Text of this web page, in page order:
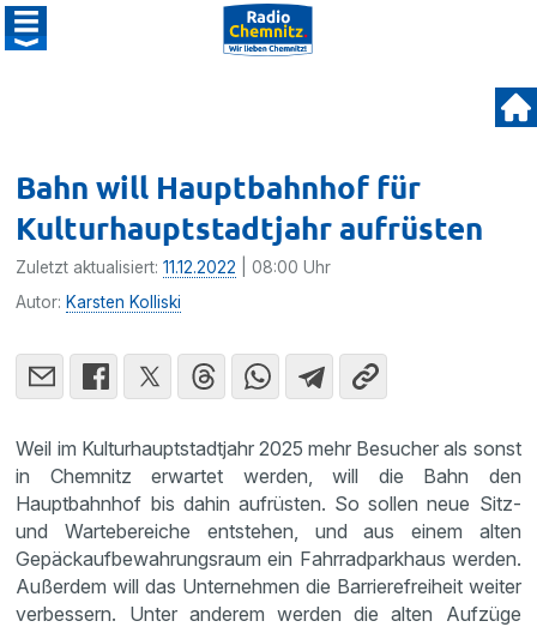
Bahn will Hauptbahnhof für
Kulturhauptstadtjahr aufrüsten
Zuletzt aktualisiert:11.12.2022 | 08:00 Uhr
Autor: Karsten Kolliski
Weil im Kulturhauptstadtjahr 2025 mehr Besucher als sonst
in Chemnitz erwartet werden, will die Bahn den
Hauptbahnhof bis dahin aufrüsten. So sollen neue Sitz-
und Wartebereiche entstehen, und aus einem alten
Gepäckaufbewahrungsraum ein Fahrradparkhaus werden.
Außerdem will das Unternehmen die Barrierefreiheit weiter
verbessern. Unter anderem werden die alten Aufzüge